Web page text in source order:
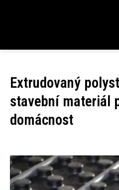
Extrudovaný
stavební materiál
domácnost